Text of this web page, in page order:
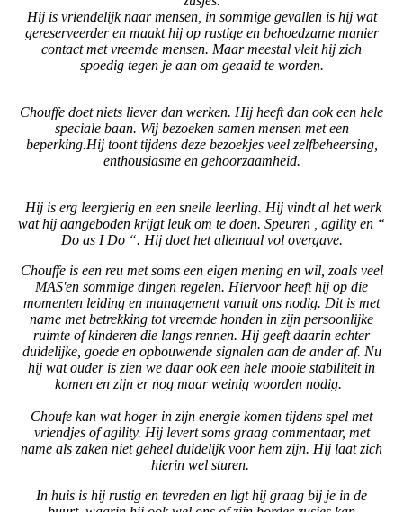
Hij is vriendelijk naar mensen, in sommige gevallen is hij wat
gereserveerder en maakt hij op rustige en behoedzame manier
contact met vreemde mensen. Maar meestal vleit hij zich
spoedig tegen je aan om geaaid te worden.
Chouffe doet niets liever dan werken. Hij heeft dan ook een hele
speciale baan. Wij bezoeken samen mensen met een
beperking.Hij toont tijdens deze bezoekjes veel zelfbeheersing,
enthousiasme en gehoorzaamheid.
Hij is erg leergierig en een snelle leerling. Hij vindt al het werk
wat hij aangeboden krijgt leuk om te doen. Speuren , agility en “
Do as I Do “. Hij doet het allemaal vol overgave.
Chouffe is een reu met soms een eigen mening en wil, zoals veel
MAS'en sommige dingen regelen. Hiervoor heeft hij op die
momenten leiding en management vanuit ons nodig. Dit is met
name met betrekking tot vreemde honden in zijn persoonlijke
ruimte of kinderen die langs rennen. Hij geeft daarin echter
duidelijke, goede en opbouwende signalen aan de ander af. Nu
hij wat ouder is zien we daar ook een hele mooie stabiliteit in
komen en zijn er nog maar weinig woorden nodig.
Choufe kan wat hoger in zijn energie komen tijdens spel met
vriendjes of agility. Hij levert soms graag commentaar, met
name als zaken niet geheel duidelijk voor hem zijn. Hij laat zich
hierin wel sturen.
In huis is hij rustig en tevreden en ligt hij graag bij je in de